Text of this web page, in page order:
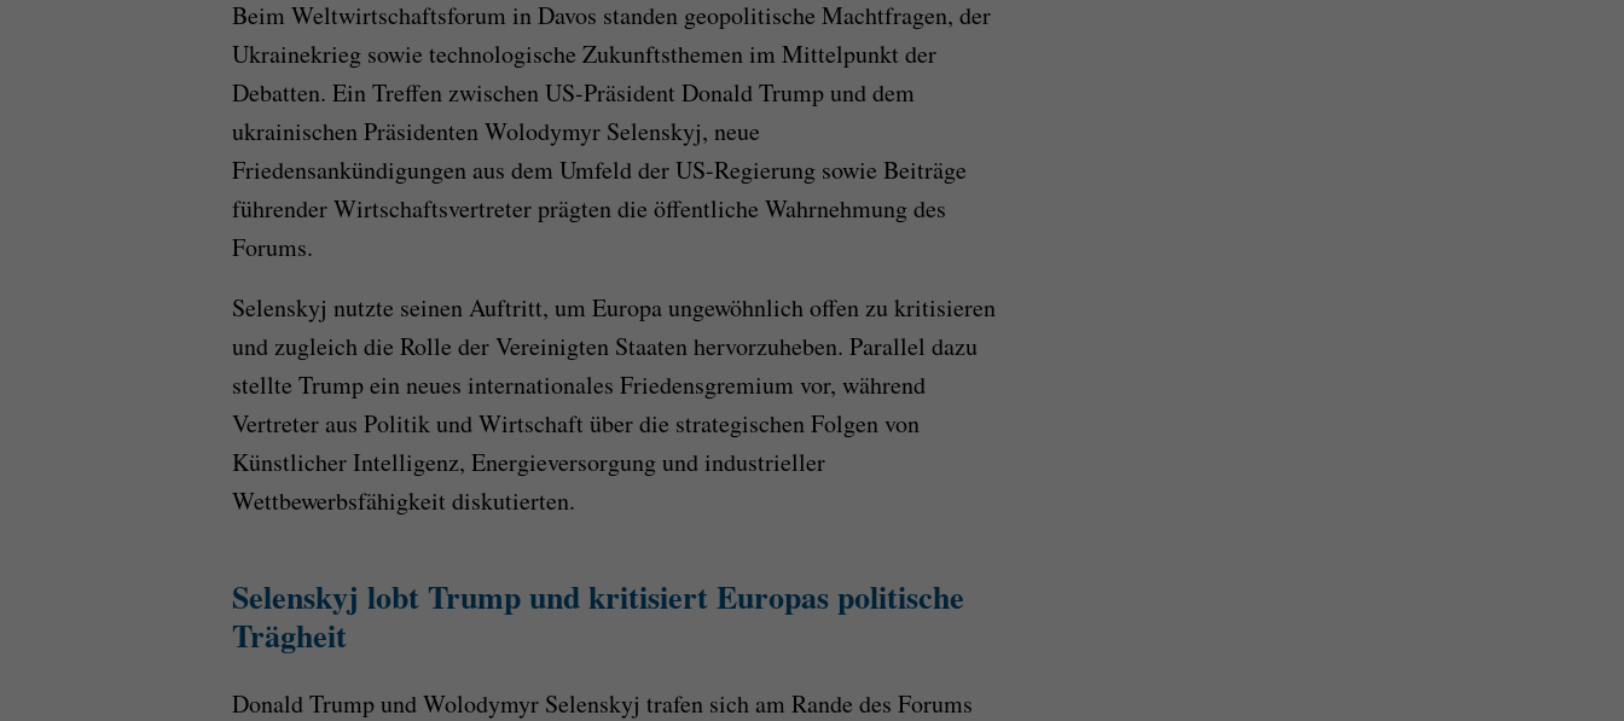
Beim Weltwirtschaftsforum in Davos standen geopolitische Machtfragen, der
Ukrainekrieg sowie technologische Zukunftsthemen im Mittelpunkt der
Debatten. Ein Treffen zwischen US-Präsident Donald Trump und dem
ukrainischen Präsidenten Wolodymyr Selenskyj, neue
Friedensankündigungen aus dem Umfeld der US-Regierung sowie Beiträge
führender Wirtschaftsvertreter prägten die öffentliche Wahrnehmung des
Forums.
Selenskyj nutzte seinen Auftritt, um Europa ungewöhnlich offen zu kritisieren
und zugleich die Rolle der Vereinigten Staaten hervorzuheben. Parallel dazu
stellte Trump ein neues internationales Friedensgremium vor, während
Vertreter aus Politik und Wirtschaft über die strategischen Folgen von
Künstlicher Intelligenz, Energieversorgung und industrieller
Wettbewerbsfähigkeit diskutierten.
Selenskyj lobt Trump und kritisiert Europas politische
Trägheit
Donald Trump und Wolodymyr Selenskyj trafen sich am Rande des Forums